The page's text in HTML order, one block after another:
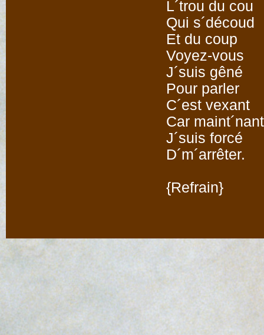
L´trou du cou
Qui s´découd
Et du coup
Voyez-vous
J´suis gêné
Pour parler
C´est vexant
Car maint´nant
J´suis forcé
D´m´arrêter.
{Refrain}